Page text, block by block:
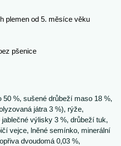
plemen od 5. měsíce věku
pšenice
%, sušené drůbeží maso 18 %,
játra 3 %), rýže,
výlisky 3 %, drůbeží tuk,
vejce, lněné semínko, minerální
dvoudomá 0,03 %,